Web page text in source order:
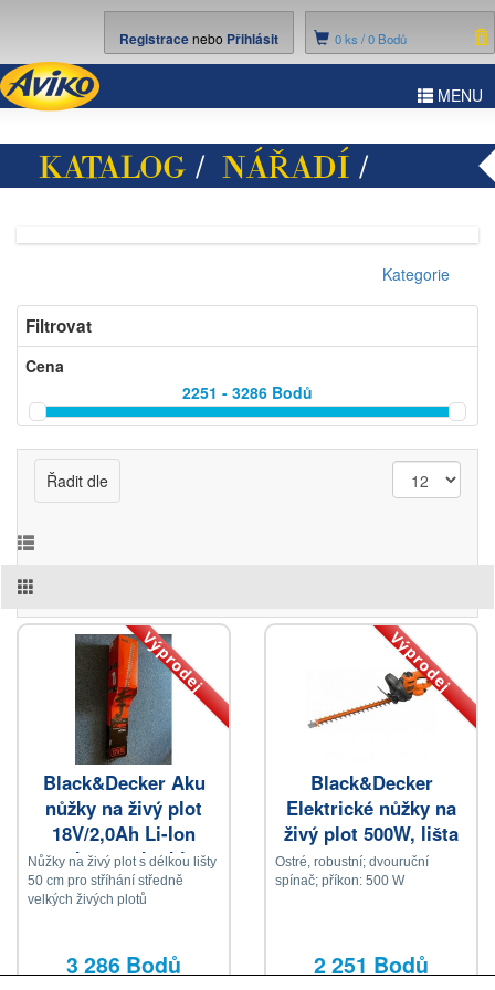
0ks /0 Bodů
Registracenebo Přihlásit
MENU
KATALOG / NÁŘADÍ /
Kategorie
Filtrovat
Cena
2251 - 3286 Bodů
Řadit dle
Výprodej
Black&Decker Aku
nůžky na živý plot
18V/2,0Ah Li-Ion
poškozena krabice
Nůžky na živý plot s délkou lišty
50 cm pro stříhání středně
velkých živých plotů
3 286 Bodů
Výprodej
Black&Decker
Elektrické nůžky na
živý plot 500W, lišta
55cm/rozteč 22mm,
Ostré, robustní; dvouruční
spínač; příkon: 500 W
2 251 Bodů